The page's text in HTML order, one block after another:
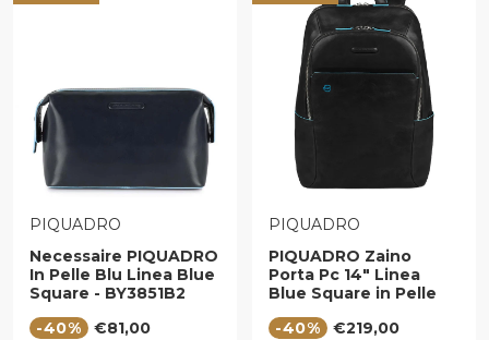
VENDITORE:
PIQUADRO
Necessaire PIQUADRO
In Pelle Blu Linea Blue
Square - BY3851B2
-40%
Prezzo di vendita
€81,00
VENDITORE:
PIQUADRO
PIQUADRO Zaino
Porta Pc 14" Linea
Blue Square in Pelle
-40%
Prezzo di vendita
€219,00